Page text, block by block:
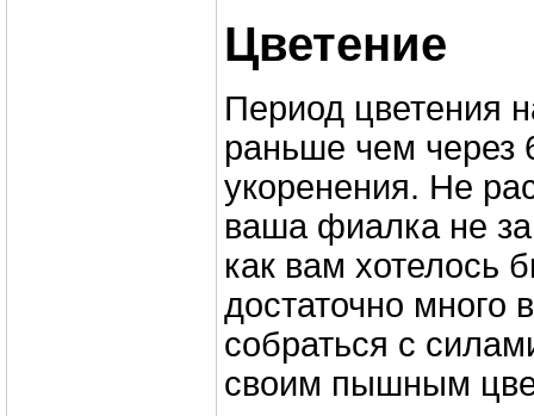
Цветение
Период цветения
раньше чем через
укоренения. Не
ваша фиалка не
как вам хотелось
достаточно много
собраться с
своим пышным